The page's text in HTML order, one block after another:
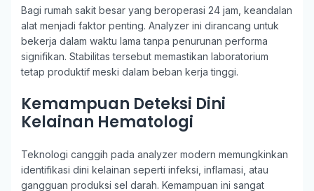
Bagi rumah sakit besar yang beroperasi 24 jam, keandalan
alat menjadi faktor penting. Analyzer ini dirancang untuk
bekerja dalam waktu lama tanpa penurunan performa
signifikan. Stabilitas tersebut memastikan laboratorium
tetap produktif meski dalam beban kerja tinggi.
Kemampuan Deteksi Dini
Kelainan Hematologi
Teknologi canggih pada analyzer modern memungkinkan
identifikasi dini kelainan seperti infeksi, inflamasi, atau
gangguan produksi sel darah. Kemampuan ini sangat